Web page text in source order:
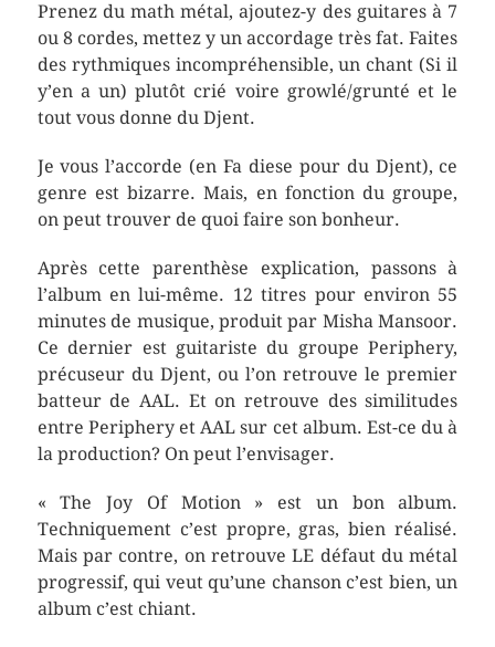
Prenez du math métal, ajoutez-y des guitares à 7
ou 8 cordes, mettez y un accordage très fat. Faites
des rythmiques incompréhensible, un chant (Si il
y’en a un) plutôt crié voire growlé/grunté et le
tout vous donne du Djent.
Je vous l’accorde (en Fa diese pour du Djent), ce
genre est bizarre. Mais, en fonction du groupe,
on peut trouver de quoi faire son bonheur.
Après cette parenthèse explication, passons à
l’album en lui-même. 12 titres pour environ 55
minutes de musique, produit par Misha Mansoor.
Ce dernier est guitariste du groupe Periphery,
précuseur du Djent, ou l’on retrouve le premier
batteur de AAL. Et on retrouve des similitudes
entre Periphery et AAL sur cet album. Est-ce du à
la production? On peut l’envisager.
« The Joy Of Motion » est un bon album.
Techniquement c’est propre, gras, bien réalisé.
Mais par contre, on retrouve LE défaut du métal
progressif, qui veut qu’une chanson c’est bien, un
album c’est chiant.